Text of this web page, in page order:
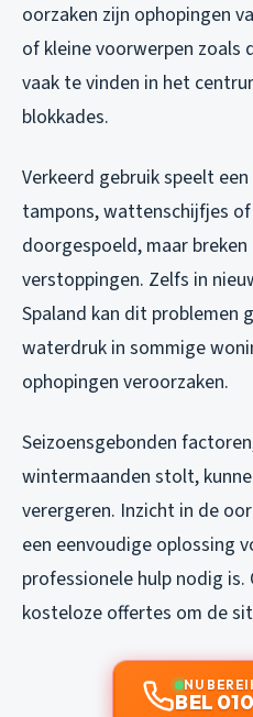
oorzaken zijn ophopingen
of kleine voorwerpen zoals
vaak te vinden in het
blokkades.
Verkeerd gebruik speelt
tampons, wattenschijfjes
doorgespoeld, maar
verstoppingen. Zelfs in
Spaland kan dit problemen
waterdruk in sommige
ophopingen veroorzaken.
Seizoensgebonden
wintermaanden stolt,
verergeren. Inzicht in de
een eenvoudige oplossing
professionele hulp nodig
kosteloze offertes om de
NU
BEL